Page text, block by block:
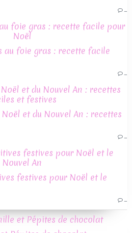
…
foie gras : recette facile pour
Noël
…
et du Nouvel An : recettes
et festives
…
festives pour Noël et le
Nouvel An
…
et Pépites de chocolat